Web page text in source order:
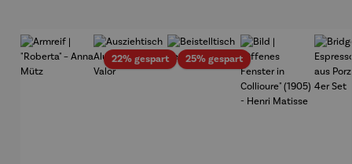
22% gespartRabatt25% gespartRabatt